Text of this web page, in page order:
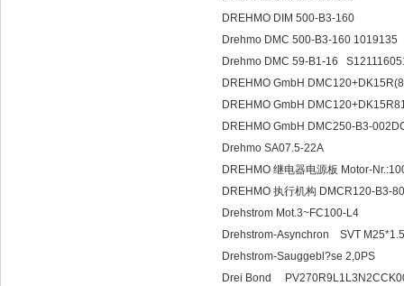
DREHMO DIM 500-B3-160
Drehmo DMC 500-B3-160 1019135
Drehmo DMC 59-B1-16
DREHMO GmbH
DREHMO GmbH
DREHMO GmbH DMC250-B3-
Drehmo SA07.5-22A
DREHMO 继电器电源板 Motor-
DREHMO 执行机构 DMCR120-B3-
Drehstrom Mot.3~FC100-L4
Drehstrom-Asynchron SVT
Drehstrom-Sauggebl?se
Drei Bond